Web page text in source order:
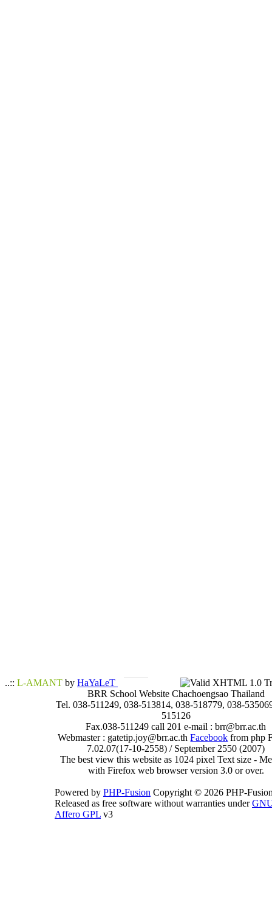
..:: L-AMANT by HaYaLeT
BRR School Website Chachoengsao Thailand
Tel. 038-511249, 038-513814, 038-518779, 038-
515126
Fax.038-511249 call 201 e-mail : brr@brr.ac.th
Webmaster : gatetip.joy@brr.ac.thFacebook from php
7.02.07(17-10-2558) / September 2550 (2007)
The best view this website as 1024 pixel Text size -
with Firefox web browser version 3.0 or over.
Powered by PHP-Fusion Copyright © 2026 PHP-
Released as free software without warranties under
Affero GPL v3